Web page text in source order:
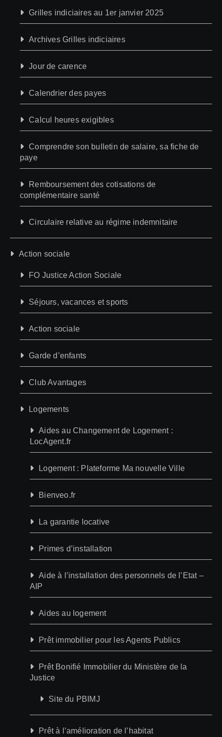
Grilles indiciaires au 1er janvier 2025
Archives Grilles indiciaires
Jour de carence
Calendrier des payes
Calcul heures exigibles
Comprendre son bulletin de salaire, sa fiche de
paye
Remboursement des cotisations de
complémentaire santé
Circulaire relative au régime indemnitaire
Action sociale
FO Justice Action Sociale
Séjours, vacances et sports
Action sociale
Garde d’enfants
Club Avantages
Logements
Aides au Changement de Logement :
LocAgent.fr
Logement : Plateforme Ma nouvelle Ville
Bienveo.fr
La garantie locative
Primes d’installation
Aide à l’installation des personnels de l’Etat –
AIP
Aides au logement
Prêt immobilier pour les Agents Publics
Prêt Bonifié Immobilier du Ministère de la
Justice
Site du PBIMJ
Prêt à l’amélioration de l’habitat